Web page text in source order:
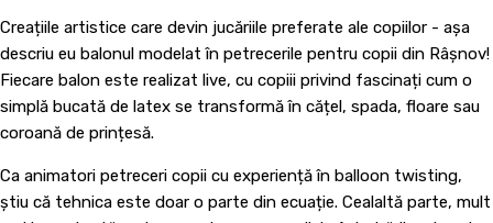
Creațiile artistice care devin jucăriile preferate ale copiilor - așa
descriu eu balonul modelat în petrecerile pentru copii din Râșnov!
Fiecare balon este realizat live, cu copiii privind fascinați cum o
simplă bucată de latex se transformă în cățel, spada, floare sau
coroană de prințesă.
Ca animatori petreceri copii cu experiență în balloon twisting,
știu că tehnica este doar o parte din ecuație. Cealaltă parte, mult